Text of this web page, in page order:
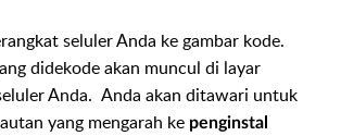
seluler Anda ke gambar kode.
didekode akan muncul di layar
Anda. Anda akan ditawari untuk
yang mengarah ke penginstal